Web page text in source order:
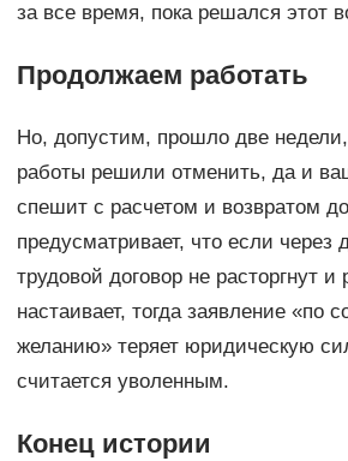
за все время, пока решался этот
Продолжаем работать
Но, допустим, прошло две
работы решили отменить, да и
спешит с расчетом и возвратом
предусматривает, что если через
трудовой договор не расторгнут и
настаивает, тогда заявление «по
желанию» теряет юридическую
считается уволенным.
Конец истории